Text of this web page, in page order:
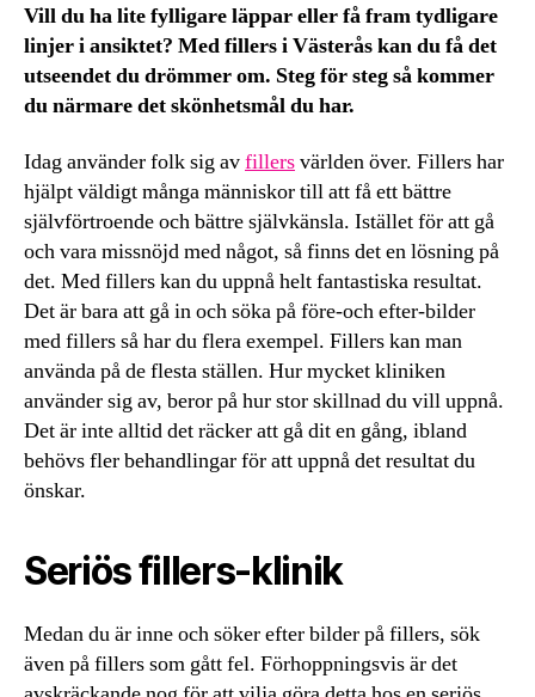
Vill du ha lite fylligare läppar eller få fram tydligare
linjer i ansiktet? Med fillers i Västerås kan du få det
utseendet du drömmer om. Steg för steg så kommer
du närmare det skönhetsmål du har.
Idag använder folk sig avfillersvärlden över. Fillers har
hjälpt väldigt många människor till att få ett bättre
självförtroende och bättre självkänsla. Istället för att gå
och vara missnöjd med något, så finns det en lösning på
det. Med fillers kan du uppnå helt fantastiska resultat.
Det är bara att gå in och söka på före-och efter-bilder
med fillers så har du flera exempel. Fillers kan man
använda på de flesta ställen. Hur mycket kliniken
använder sig av, beror på hur stor skillnad du vill uppnå.
Det är inte alltid det räcker att gå dit en gång, ibland
behövs fler behandlingar för att uppnå det resultat du
önskar.
Seriös fillers-klinik
Medan du är inne och söker efter bilder på fillers, sök
även på fillers som gått fel. Förhoppningsvis är det